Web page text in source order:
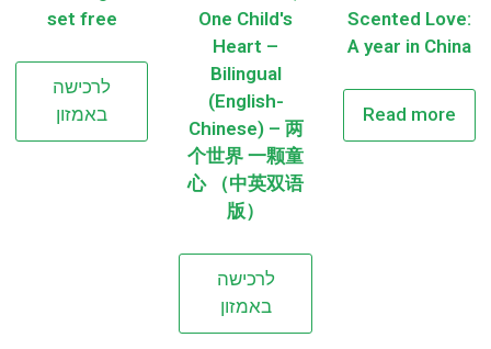
Scented Love:
A year in China
Read more
One Child's
Heart –
Bilingual
(English-
Chinese) – 两
个世界 一颗童
心 （中英双语
版）
לרכישה
באמזון
set free
לרכישה
באמזון